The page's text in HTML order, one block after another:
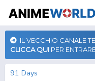
IL VECCHIO CANALE
CLICCA QUI PER
91 Days